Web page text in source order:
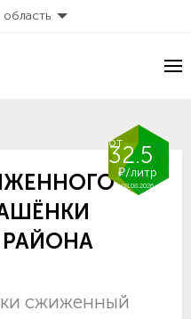
от
32.5
₽/литр
08.08.2026
сжиженный